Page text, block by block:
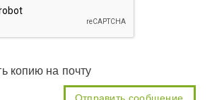
копию на почту